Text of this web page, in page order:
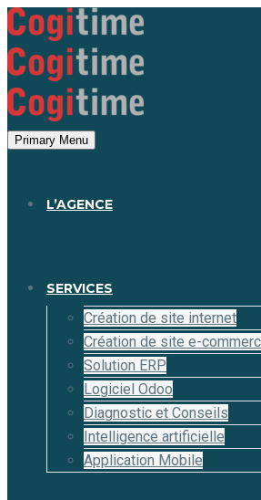
Primary Menu
L’AGENCE
SERVICES
Création de site internet
Création de site e-
Solution ERP
Logiciel Odoo
Diagnostic et Conseils
Intelligence artificielle
Application Mobile
Panneau de gestion des cookies